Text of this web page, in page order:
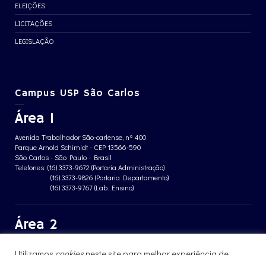
ELEIÇÕES
LICITAÇÕES
LEGISLAÇÃO
Campus USP São Carlos
Área 1
Avenida Trabalhador São-carlense, nº 400
Parque Arnold Schimidt - CEP 13566-590
São Carlos - São Paulo - Brasil
Telefones: (16) 3373-9672 (Portaria Administração)
(16) 3373-9826 (Portaria Departamento)
(16) 3373-9767 (Lab. Ensino)
Área 2